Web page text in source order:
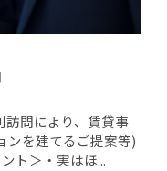
訪問により、賃貸事
ンを建てるご提案等)
ト＞・実はほ...